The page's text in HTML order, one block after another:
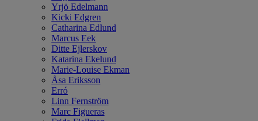
Yrjö Edelmann
Kicki Edgren
Catharina Edlund
Marcus Eek
Ditte Ejlerskov
Katarina Ekelund
Marie-Louise Ekman
Åsa Eriksson
Erró
Linn Fernström
Marc Figueras